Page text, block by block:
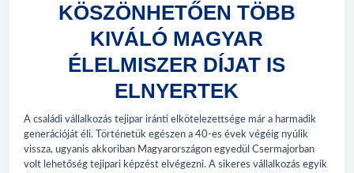
KÖSZÖNHETŐEN TÖBB
KIVÁLÓ MAGYAR
ÉLELMISZER DÍJAT IS
ELNYERTEK
A családi vállalkozás tejipar iránti elkötelezettsége már a harmadik
generációját éli. Történetük egészen a 40-es évek végéig nyúlik
vissza, ugyanis akkoriban Magyarországon egyedül Csermajorban
volt lehetőség tejipari képzést elvégezni. A sikeres vállalkozás egyik